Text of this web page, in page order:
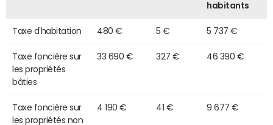
habitants
Taxe d'habitation 480 € 5 € 5 737 €
Taxe foncière sur
les propriétés
bâties
33 690 € 327 € 46 390 €
Taxe foncière sur
les propriétés non
4 190 € 41 € 9 677 €